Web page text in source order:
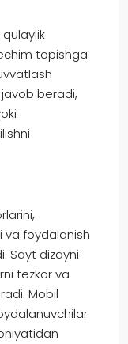
topishga
beradi,
foydalanish
Sayt dizayni
tezkor va
Mobil